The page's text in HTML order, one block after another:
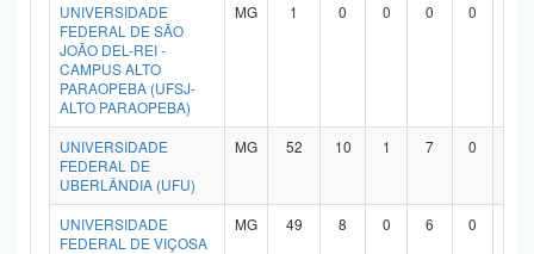
UNIVERSIDADE
FEDERAL DE SÃO
JOÃO DEL-REI -
CAMPUS ALTO
PARAOPEBA (UFSJ-
ALTO PARAOPEBA)
MG 1 0 0 0 0
UNIVERSIDADE
FEDERAL DE
UBERLÂNDIA (UFU)
MG 52 10 1 7 0
UNIVERSIDADE
FEDERAL DE VIÇOSA
MG 49 8 0 6 0